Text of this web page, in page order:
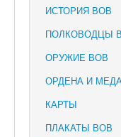
ИСТОРИЯ ВОВ
ПОЛКОВОДЦЫ
ОРУЖИЕ ВОВ
ОРДЕНА И
КАРТЫ
ПЛАКАТЫ ВОВ